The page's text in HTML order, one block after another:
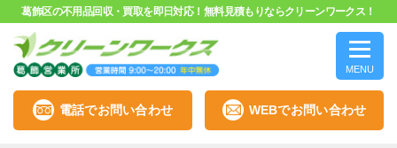
葛飾区の不用品回収・買取を即日対応！無料見積もりならクリーンワークス！
MENU
電話でお問い合わせ WEBでお問い合わせ